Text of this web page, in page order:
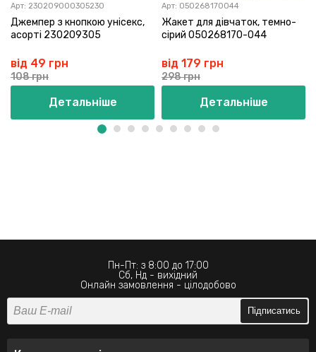
Арт: 230209000305230
Джемпер з кнопкою унісекс,
асорті 230209305
від 49 грн
108 грн
Детальніше
Арт: 050268170044
Жакет для дівчаток, темно-
сірий 050268170-044
від 179 грн
298 грн
Детальніше
Пн-Пт: з 8:00 до 17:00
Сб, Нд - вихідний
Онлайн замовлення - цілодобово
Підписатись